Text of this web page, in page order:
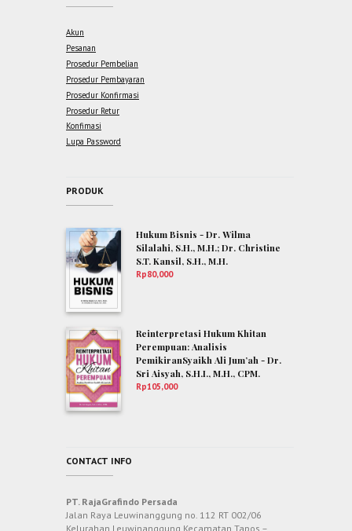
Akun
Pesanan
Prosedur Pembelian
Prosedur Pembayaran
Prosedur Konfirmasi
Prosedur Retur
Konfimasi
Lupa Password
PRODUK
Hukum Bisnis - Dr. Wilma
Silalahi, S.H., M.H.; Dr. Christine
S.T. Kansil, S.H., M.H.
Rp80,000
Reinterpretasi Hukum Khitan
Perempuan: Analisis
PemikiranSyaikh Ali Jum’ah - Dr.
Sri Aisyah, S.H.I., M.H., CPM.
Rp105,000
CONTACT INFO
PT. RajaGrafindo Persada
Jalan Raya Leuwinanggung no. 112 RT 002/06
Kelurahan Leuwinanggung Kecamatan Tapos –